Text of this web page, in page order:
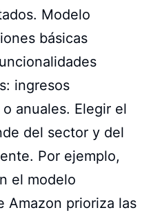
Modelo
básicas
ingresos
anuales. Elegir el
del sector y del
Por ejemplo,
el modelo
Amazon prioriza las